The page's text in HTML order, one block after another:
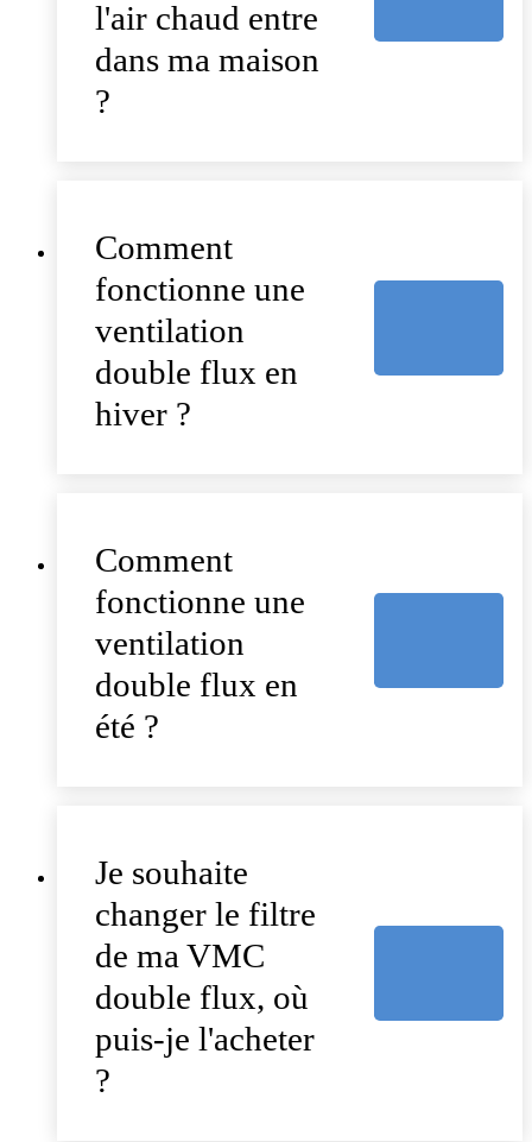
l'air chaud entre
dans ma maison
?
Comment
fonctionne une
ventilation
double flux en
hiver ?
Comment
fonctionne une
ventilation
double flux en
été ?
Je souhaite
changer le filtre
de ma VMC
double flux, où
puis-je l'acheter
?